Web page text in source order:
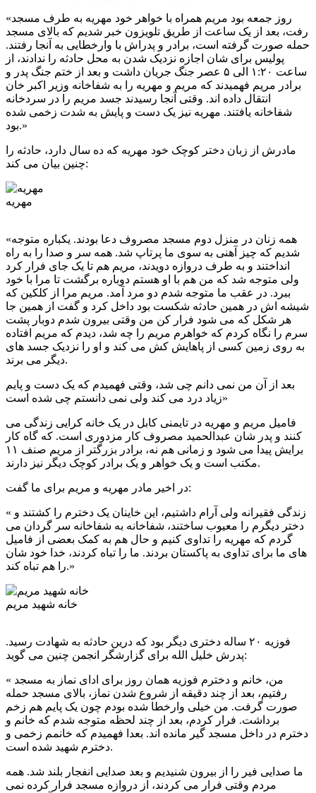
«روز جمعه بود مریم همراه با خواهر خود مهریه به طرف مسجد
رفت، بعد از یک ساعت از طریق تلویزون خبر شدیم که بالای مسجد
حمله صورت گرفته است، برادر و پدراش با وارخطایی به آنجا رفتند.
پولیس برای شان اجازه نزدیک شدن به محل حادثه را ندادند، از
ساعت ۱:۲۰ الی ۵ عصر جنگ جریان داشت و بعد از ختم جنگ پدر و
برادر مریم فهمیدند که مریم و مهریه را به شفاخانه وزیر اکبر خان
انتقال داده اند. وقتی آنجا رسیدند جسد مریم را در سردخانه
شفاخانه یافتند. مهریه نیز یک دست و پایش به شدت زخمی شده
بود.»
مادرش از زبان دختر کوچک خود مهریه که ده سال دارد، حادثه را
چنین بیان می کند:
مهریه
«همه زنان در منزل دوم مسجد مصروف دعا بودند. یکباره متوجه
شدیم که چیز آهنی به سوی ما پرتاپ شد. همه سر و صدا را به راه
انداختند و به طرف دروازه دویدند، مریم هم تا یک جای فرار کرد
ولی متوجه شد که من هم با او هستم دوباره برگشت تا مرا با خود
ببرد. در عقب ما متوجه شدم دو مرد آمد. مریم مرا از کلکین که
شیشه اش در همین حادثه شکست بود داخل کرد و گفت از همین جا
هر شکل که می شود فرار کن من وقتی بیرون شدم دوبار پشت
سرم را نگاه کردم که خواهرم مریم را چه شد، دیدم که مریم افتاده
به روی زمین کسی از پاهایش کش می کند و او را نزدیک جسد های
دیگر می برند.
بعد از آن من نمی دانم چی شد، وقتی فهمیدم که یک دست و پایم
زیاد درد می کند ولی نمی دانستم چی شده است»
فامیل مریم و مهریه در تایمنی کابل در یک خانه کرایی زندگی می
کنند و پدر شان عبدالحمید مصروف کار مزدوری است. که گاه کار
برایش پیدا می شود و زمانی هم نه، برادر بزرگتر از مریم صنف ۱۱
مکتب است و یک خواهر و یک برادر کوچک دیگر نیز دارند.
در اخیر مادر مهریه و مریم برای ما گفت:
« زندگی فقیرانه ولی آرام داشتیم، این خاینان یک دخترم را کشتند و
دختر دیگرم را معیوب ساختند، شفاخانه به شفاخانه سر گردان می
گردم که مهریه را تداوی کنیم و حال هم به کمک بعضی از فامیل
های ما برای تداوی به پاکستان بردند. ما را تباه کردند، خدا خود شان
را هم تباه کند.»
خانه شهید مریم
فوزیه ۲۰ ساله دختری دیگر بود که درین حادثه به شهادت رسید.
پدرش خلیل الله برای گزارشگر انجمن چنین می گوید:
« من، خانم و دخترم فوزیه همان روز برای ادای نماز به مسجد
رفتیم، بعد از چند دقیقه از شروع شدن نماز، بالای مسجد حمله
صورت گرفت. من خیلی وارخطا شده بودم چون یک پایم هم زخم
برداشت. فرار کردم، بعد از چند لحظه متوجه شدم که خانم و
دخترم در داخل مسجد گیر مانده اند. بعدا فهمیدم که خانمم زخمی و
دخترم شهید شده است.
ما صدایی فیر را از بیرون شنیدیم و بعد صدایی انفجار بلند شد. همه
مردم وقتی فرار می کردند، از دروازه مسجد فرار کرده نمی